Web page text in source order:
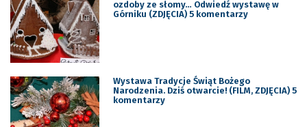
ozdoby ze słomy… Odwiedź wystawę w
Górniku (ZDJĘCIA) 5 komentarzy
Wystawa Tradycje Świąt Bożego
Narodzenia. Dziś otwarcie! (FILM, ZDJĘCIA) 5
komentarzy